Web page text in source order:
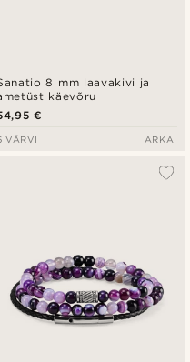
8 mm laavakivi ja
käevõru
€
VÄRVI ARKAI